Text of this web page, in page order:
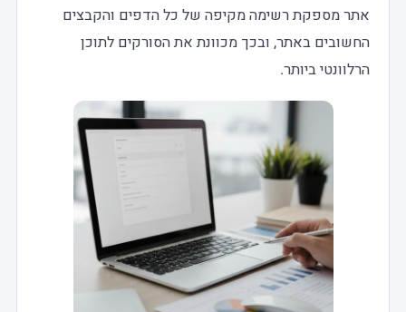
אתר מספקת רשימה מקיפה של כל הדפים והקבצים
החשובים באתר, ובכך מכוונת את הסורקים לתוכן
הרלוונטי ביותר.